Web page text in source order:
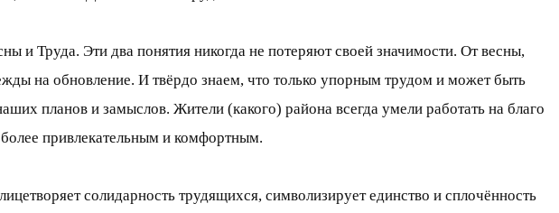
и Труда. Эти два понятия никогда не потеряют своей значимости. От весны,
на обновление. И твёрдо знаем, что только упорным трудом и может быть
планов и замыслов. Жители (какого) района всегда умели работать на благо
привлекательным и комфортным.
солидарность трудящихся, символизирует единство и сплочённость